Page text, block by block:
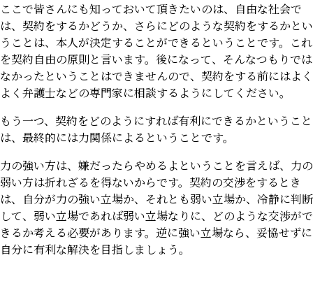
ここで皆さんにも知っておいて頂きたいのは、自由な社会で
は、契約をするかどうか、さらにどのような契約をするかとい
うことは、本人が決定することができるということです。これ
を契約自由の原則と言います。後になって、そんなつもりでは
なかったということはできませんので、契約をする前にはよく
よく弁護士などの専門家に相談するようにしてください。
もう一つ、契約をどのようにすれば有利にできるかということ
は、最終的には力関係によるということです。
力の強い方は、嫌だったらやめるよということを言えば、力の
弱い方は折れざるを得ないからです。契約の交渉をするとき
は、自分が力の強い立場か、それとも弱い立場か、冷静に判断
して、弱い立場であれば弱い立場なりに、どのような交渉がで
きるか考える必要があります。逆に強い立場なら、妥協せずに
自分に有利な解決を目指しましょう。